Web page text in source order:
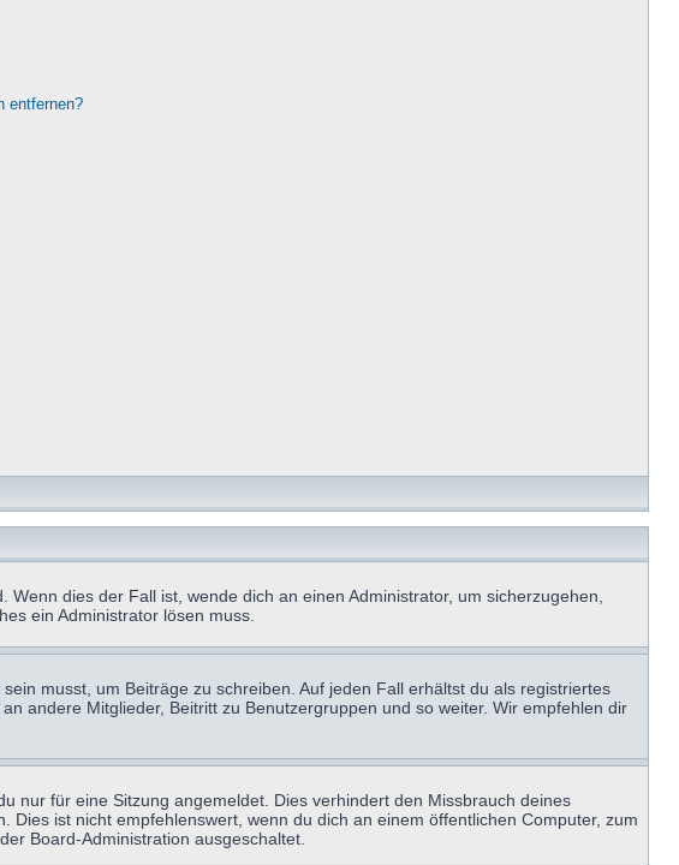
entfernen?
dies der Fall ist, wende dich an einen Administrator, um sicherzugehen,
ein Administrator lösen muss.
musst, um Beiträge zu schreiben. Auf jeden Fall erhältst du als registriertes
andere Mitglieder, Beitritt zu Benutzergruppen und so weiter. Wir empfehlen dir
nur für eine Sitzung angemeldet. Dies verhindert den Missbrauch deines
ist nicht empfehlenswert, wenn du dich an einem öffentlichen Computer, zum
Board-Administration ausgeschaltet.